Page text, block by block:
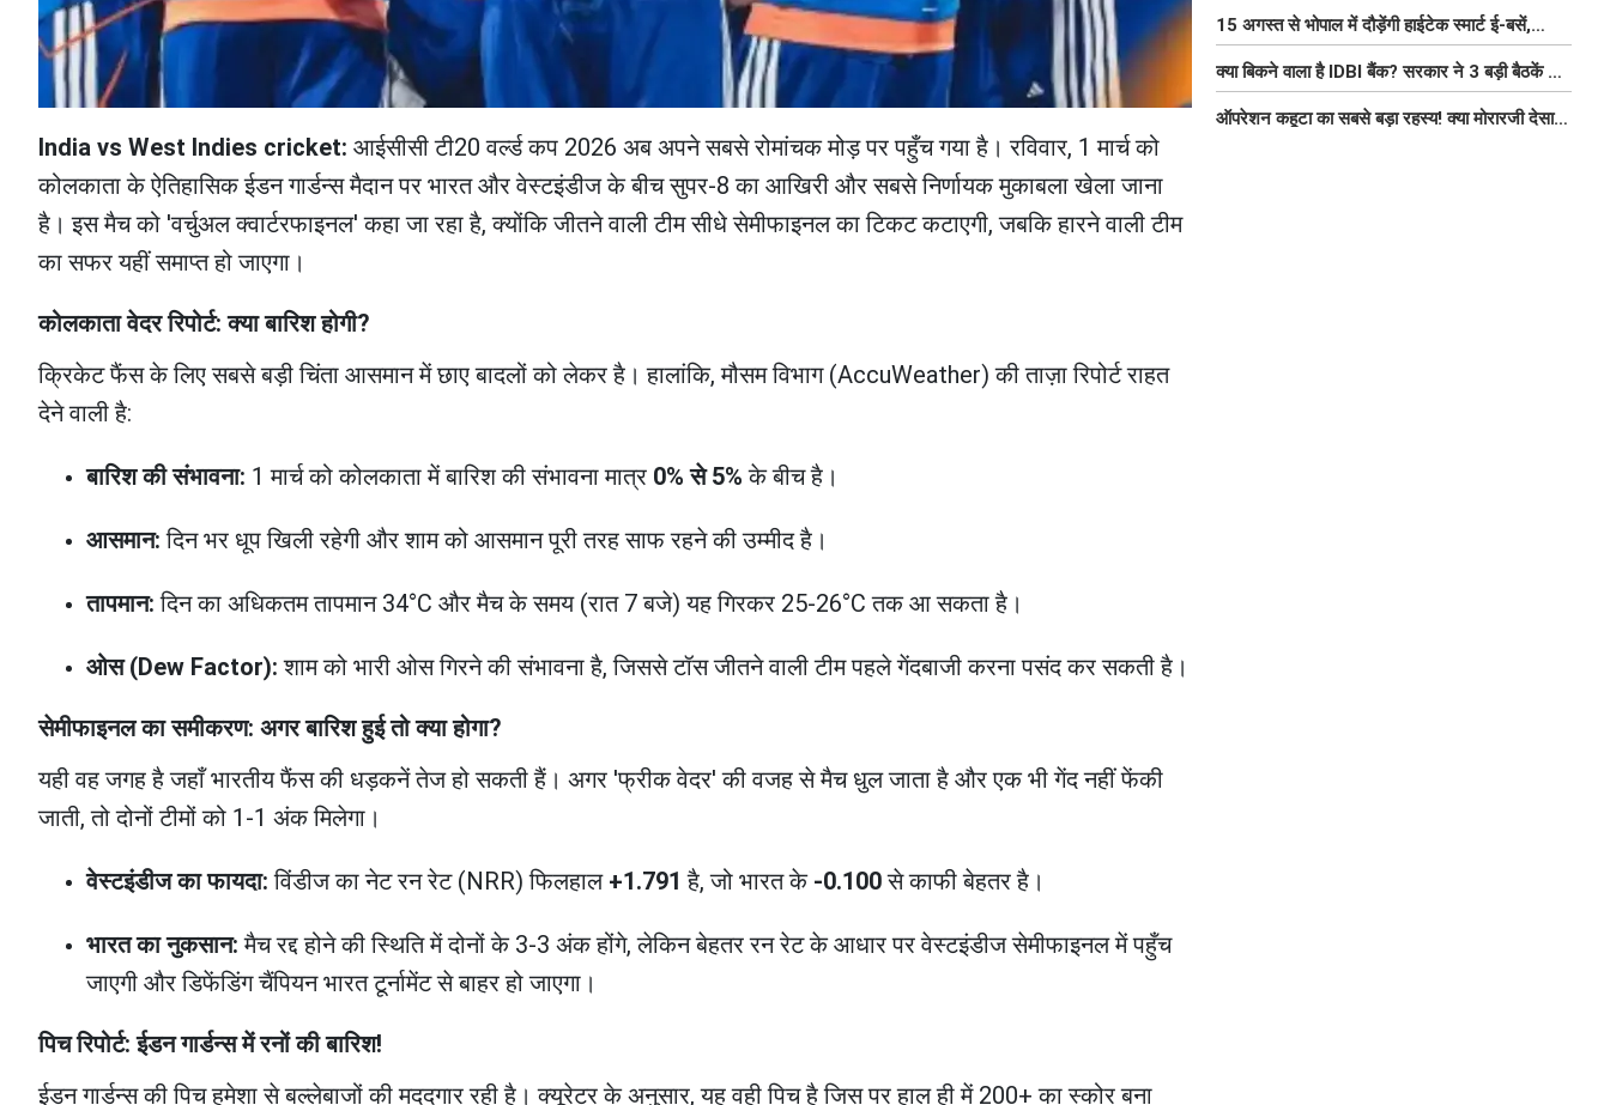
India vs West Indies cricket: आईसीसी टी20 वर्ल्ड कप 2026 अब अपने सबसे रोमांचक मोड़ पर पहुँच गया है। रविवार, 1 मार्च को
कोलकाता के ऐतिहासिक ईडन गार्डन्स मैदान पर भारत और वेस्टइंडीज के बीच सुपर-8 का आखिरी और सबसे निर्णायक मुकाबला खेला जाना
है। इस मैच को 'वर्चुअल क्वार्टरफाइनल' कहा जा रहा है, क्योंकि जीतने वाली टीम सीधे सेमीफाइनल का टिकट कटाएगी, जबकि हारने वाली टीम
का सफर यहीं समाप्त हो जाएगा।
कोलकाता वेदर रिपोर्ट: क्या बारिश होगी?
क्रिकेट फैंस के लिए सबसे बड़ी चिंता आसमान में छाए बादलों को लेकर है। हालांकि, मौसम विभाग (AccuWeather) की ताज़ा रिपोर्ट राहत
देने वाली है:
बारिश की संभावना: 1 मार्च को कोलकाता में बारिश की संभावना मात्र 0% से 5% के बीच है।
आसमान: दिन भर धूप खिली रहेगी और शाम को आसमान पूरी तरह साफ रहने की उम्मीद है।
तापमान: दिन का अधिकतम तापमान 34°C और मैच के समय (रात 7 बजे) यह गिरकर 25-26°C तक आ सकता है।
ओस (Dew Factor): शाम को भारी ओस गिरने की संभावना है, जिससे टॉस जीतने वाली टीम पहले गेंदबाजी करना पसंद कर सकती है।
सेमीफाइनल का समीकरण: अगर बारिश हुई तो क्या होगा?
यही वह जगह है जहाँ भारतीय फैंस की धड़कनें तेज हो सकती हैं। अगर 'फ्रीक वेदर' की वजह से मैच धुल जाता है और एक भी गेंद नहीं फेंकी
जाती, तो दोनों टीमों को 1-1 अंक मिलेगा।
वेस्टइंडीज का फायदा: विंडीज का नेट रन रेट (NRR) फिलहाल +1.791 है, जो भारत के -0.100से काफी बेहतर है।
भारत का नुकसान: मैच रद्द होने की स्थिति में दोनों के 3-3 अंक होंगे, लेकिन बेहतर रन रेट के आधार पर वेस्टइंडीज सेमीफाइनल में पहुँच
जाएगी और डिफेंडिंग चैंपियन भारत टूर्नामेंट से बाहर हो जाएगा।
पिच रिपोर्ट: ईडन गार्डन्स में रनों की बारिश!
ईडन गार्डन्स की पिच हमेशा से बल्लेबाजों की मददगार रही है। क्यूरेटर के अनुसार, यह वही पिच है जिस पर हाल ही में 200+ का स्कोर बना
इतना बढ़ सकता है वेतन
15 अगस्त से भोपाल में दौड़ेंगी हाईटेक स्मार्ट ई-बसें,
यात्रियों को मिलेंगी फ्री Wi-Fi समेत आधुनिक सुविधा
क्या बिकने वाला है IDBI बैंक? सरकार ने 3 बड़ी बैठकें कीं,
निजीकरण की डील पर बढ़ी हलचल
ऑपरेशन कहूटा का सबसे बड़ा रहस्य! क्या मोरारजी देसाई